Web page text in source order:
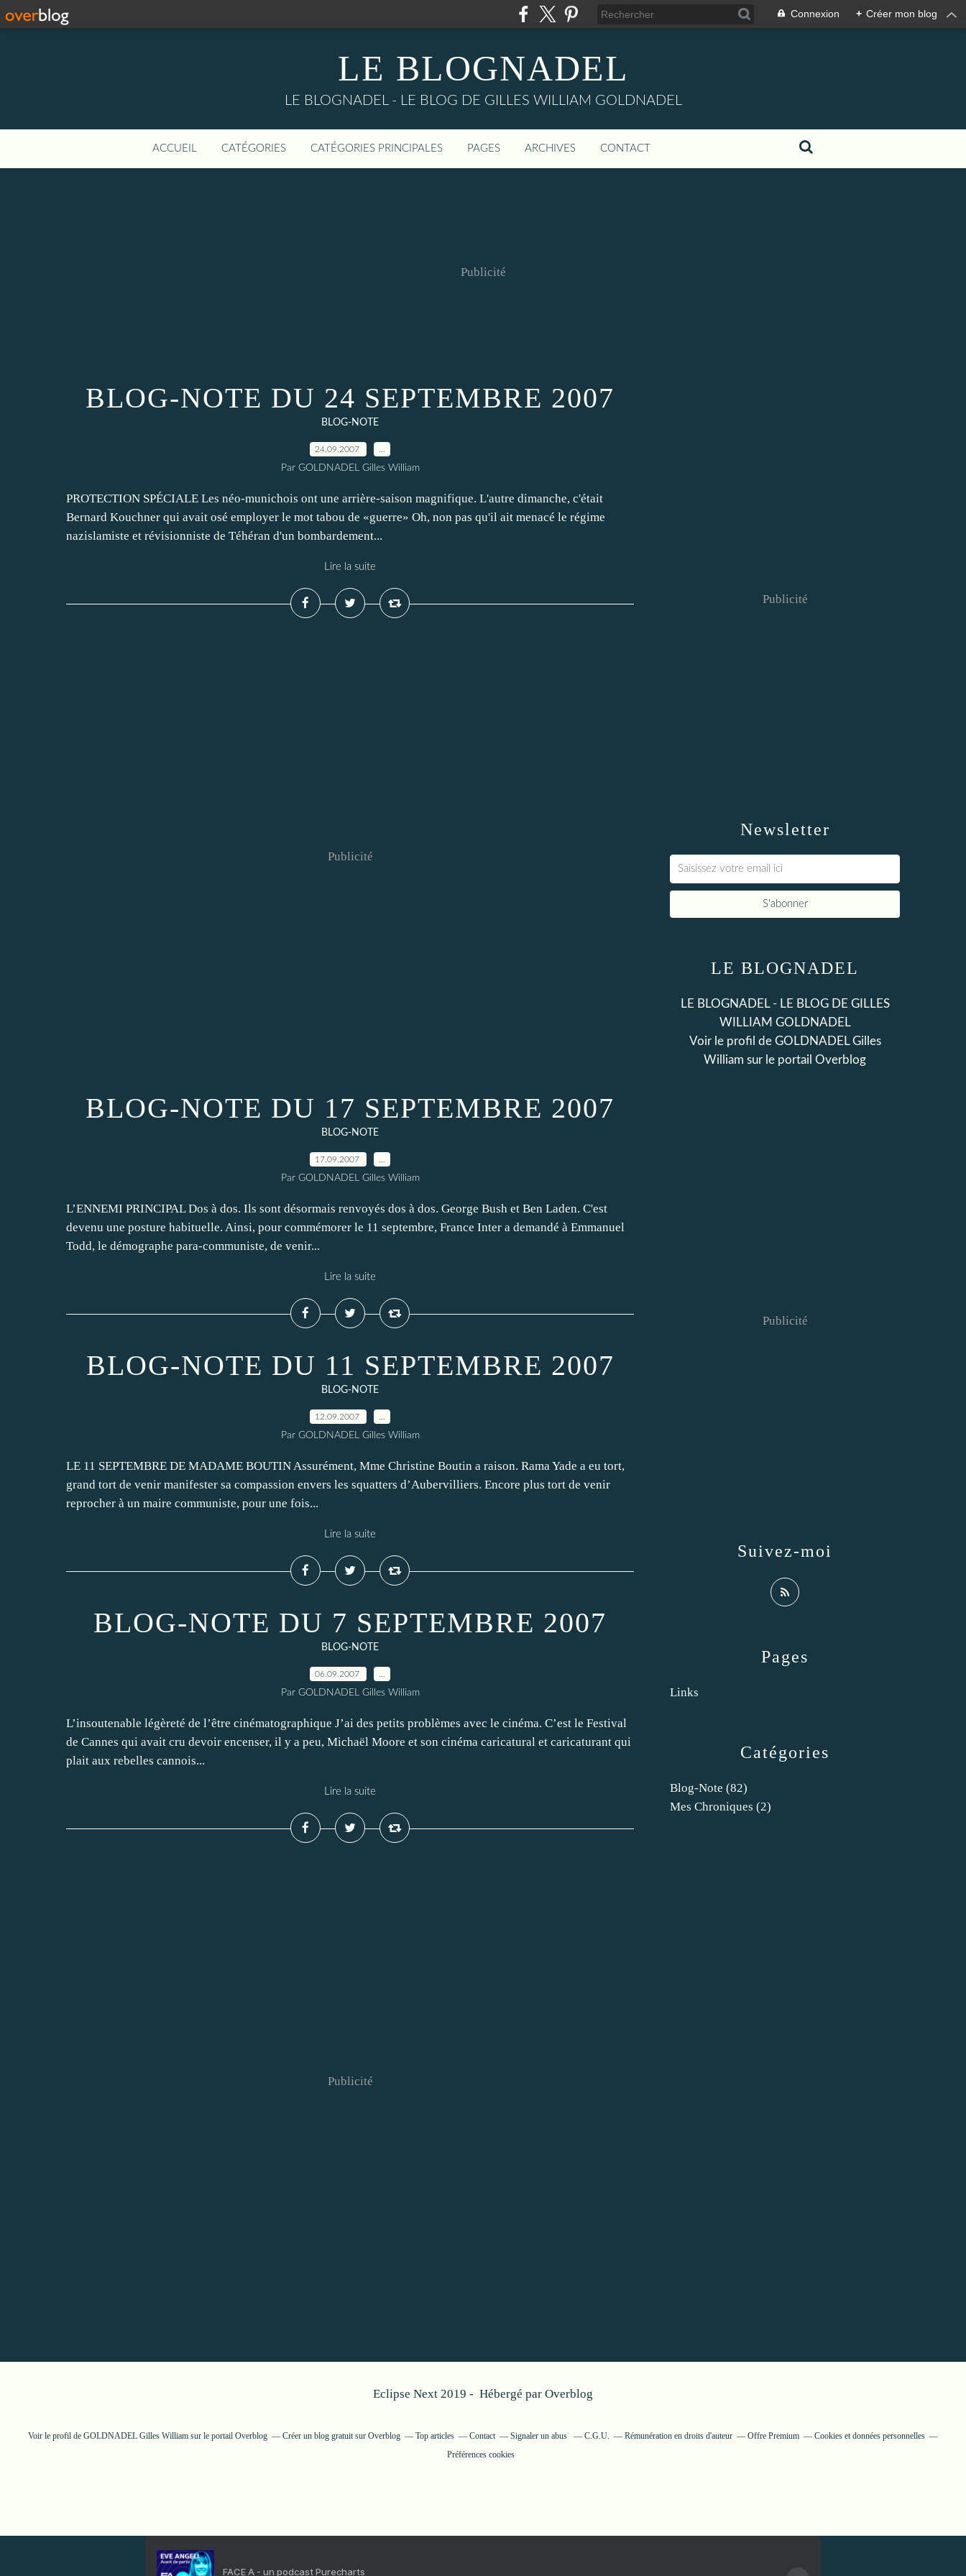
Connexion + Créer mon blog
LE BLOGNADEL
LE BLOGNADEL - LE BLOG DE GILLES WILLIAM GOLDNADEL
ACCUEIL CATÉGORIES CATÉGORIES PRINCIPALES PAGES ARCHIVES CONTACT
Publicité
BLOG-NOTE DU 24 SEPTEMBRE 2007
BLOG-NOTE
24.09.2007
Par GOLDNADEL Gilles William
PROTECTION SPÉCIALE Les néo-munichois ont une arrière-saison magnifique. L'autre dimanche, c'était
Bernard Kouchner qui avait osé employer le mot tabou de «guerre» Oh, non pas qu'il ait menacé le régime
nazislamiste et révisionniste de Téhéran d'un bombardement...
Lire la suite
Publicité
BLOG-NOTE DU 17 SEPTEMBRE 2007
BLOG-NOTE
17.09.2007
Par GOLDNADEL Gilles William
L’ENNEMI PRINCIPAL Dos à dos. Ils sont désormais renvoyés dos à dos. George Bush et Ben Laden. C'est
devenu une posture habituelle. Ainsi, pour commémorer le 11 septembre, France Inter a demandé à Emmanuel
Todd, le démographe para-communiste, de venir...
Lire la suite
BLOG-NOTE DU 11 SEPTEMBRE 2007
BLOG-NOTE
12.09.2007
Par GOLDNADEL Gilles William
LE 11 SEPTEMBRE DE MADAME BOUTIN Assurément, Mme Christine Boutin a raison. Rama Yade a eu tort,
grand tort de venir manifester sa compassion envers les squatters d’Aubervilliers. Encore plus tort de venir
reprocher à un maire communiste, pour une fois...
Lire la suite
BLOG-NOTE DU 7 SEPTEMBRE 2007
BLOG-NOTE
06.09.2007
Par GOLDNADEL Gilles William
L’insoutenable légèreté de l’être cinématographique J’ai des petits problèmes avec le cinéma. C’est le Festival
de Cannes qui avait cru devoir encenser, il y a peu, Michaël Moore et son cinéma caricatural et caricaturant qui
plait aux rebelles cannois...
Lire la suite
Publicité
Newsletter
Publicité
Catégories
Blog-Note (82)
Mes Chroniques (2)
Pages
Links
LE BLOGNADEL
LE BLOGNADEL - LE BLOG DE GILLES
WILLIAM GOLDNADEL
Voir le profil de GOLDNADEL Gilles
William sur le portail Overblog
Suivez-moi
Publicité
Eclipse Next 2019 - Hébergé par Overblog
Voir le profil de GOLDNADEL Gilles William sur le portail Overblog Créer un blog gratuit sur Overblog Top articles Contact Signaler un abus C.G.U. Rémunération en droits d'auteur Offre Premium
Cookies et données personnelles
Préférences cookies
FACE A - un podcast Purecharts